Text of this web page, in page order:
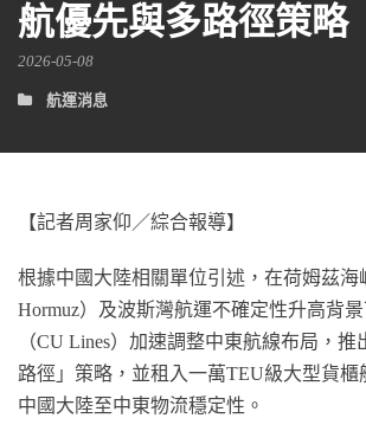
航優先與多路徑策略
2026-05-08
航運消息
【記者周家仰／綜合報導】
根據中國大陸相關單位引述，在荷姆茲海
Hormuz）及波斯灣航運不確定性升高背
（CU Lines）加速調整中東航線布局，
路徑」策略，並租入一萬TEU級大型貨櫃
中國大陸至中東物流穩定性。